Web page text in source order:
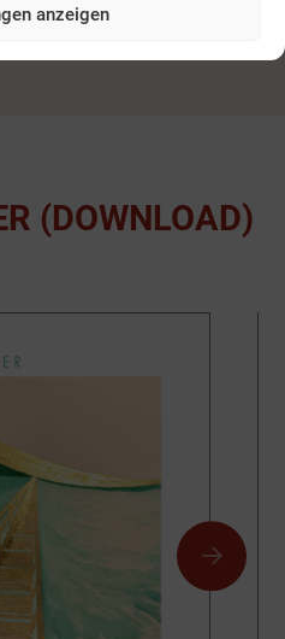
anzeigen
(DOWNLOAD)